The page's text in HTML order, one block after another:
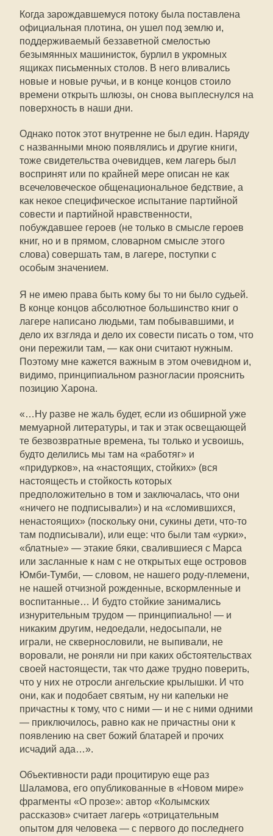
Когда зарождавшемуся потоку была поставлена
официальная плотина, он ушел под землю и,
поддерживаемый беззаветной смелостью
безымянных машинисток, бурлил в укромных
ящиках письменных столов. В него вливались
новые и новые ручьи, и в конце концов стоило
времени открыть шлюзы, он снова выплеснулся на
поверхность в наши дни.
Однако поток этот внутренне не был един. Наряду
с названными мною появлялись и другие книги,
тоже свидетельства очевидцев, кем лагерь был
воспринят или по крайней мере описан не как
всечеловеческое общенациональное бедствие, а
как некое специфическое испытание партийной
совести и партийной нравственности,
побуждавшее героев (не только в смысле героев
книг, но и в прямом, словарном смысле этого
слова) совершать там, в лагере, поступки с
особым значением.
Я не имею права быть кому бы то ни было судьей.
В конце концов абсолютное большинство книг о
лагере написано людьми, там побывавшими, и
дело их взгляда и дело их совести писать о том, что
они пережили там, — как они считают нужным.
Поэтому мне кажется важным в этом очевидном и,
видимо, принципиальном разногласии прояснить
позицию Харона.
«…Ну разве не жаль будет, если из обширной уже
мемуарной литературы, и так и этак освещающей
те безвозвратные времена, ты только и усвоишь,
будто делились мы там на «работяг» и
«придурков», на «настоящих, стойких» (вся
настоящесть и стойкость которых
предположительно в том и заключалась, что они
«ничего не подписывали») и на «сломившихся,
ненастоящих» (поскольку они, сукины дети, что-то
там подписывали), или еще: что были там «урки»,
«блатные» — этакие бяки, свалившиеся с Марса
или засланные к нам с не открытых еще островов
Юмби-Тумби, — словом, не нашего роду-племени,
не нашей отчизной рожденные, вскормленные и
воспитанные… И будто стойкие занимались
изнурительным трудом — принципиально! — и
никаким другим, недоедали, недосыпали, не
играли, не сквернословили, не выпивали, не
воровали, не роняли ни при каких обстоятельствах
своей настоящести, так что даже трудно поверить,
что у них не отросли ангельские крылышки. И что
они, как и подобает святым, ну ни капельки не
причастны к тому, что с ними — и не с ними одними
— приключилось, равно как не причастны они к
появлению на свет божий блатарей и прочих
исчадий ада…».
Объективности ради процитирую еще раз
Шаламова, его опубликованные в «Новом мире»
фрагменты «О прозе»: автор «Колымских
рассказов» считает лагерь «отрицательным
опытом для человека — с первого до последнего